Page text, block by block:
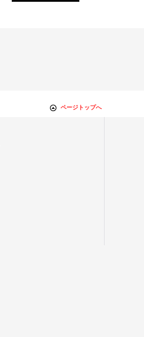
ページトップへ